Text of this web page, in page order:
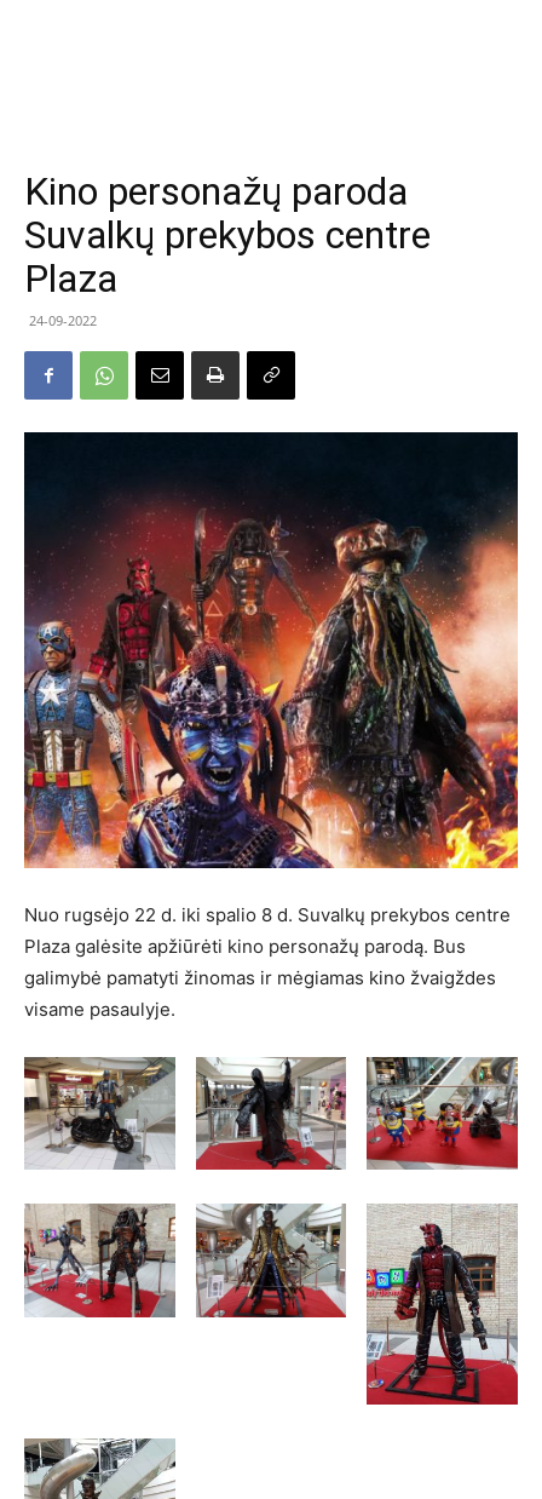
Kino personažų paroda
Suvalkų prekybos centre
Plaza
24-09-2022
Nuo rugsėjo 22 d. iki spalio 8 d. Suvalkų prekybos centre
Plaza galėsite apžiūrėti kino personažų parodą. Bus
galimybė pamatyti žinomas ir mėgiamas kino žvaigždes
visame pasaulyje.